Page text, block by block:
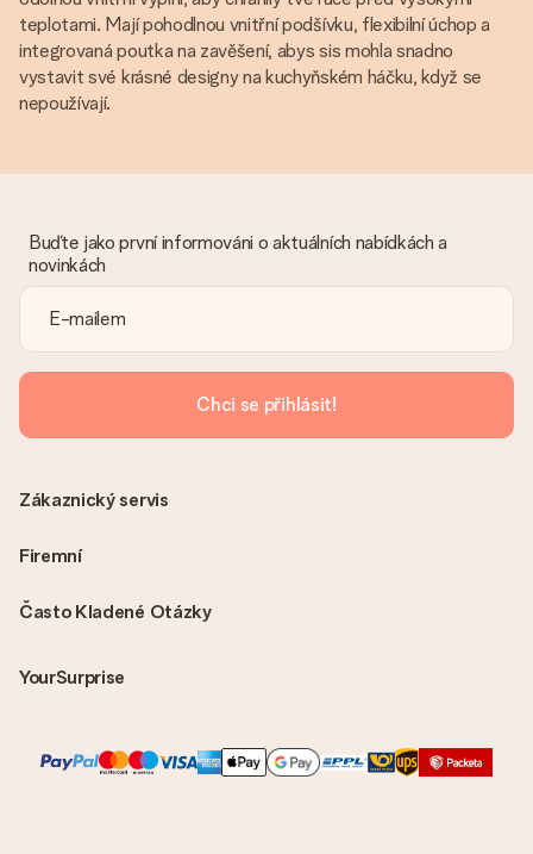
teplotami. Mají pohodlnou vnitřní podšívku, flexibilní úchop a
integrovaná poutka na zavěšení, abys sis mohla snadno
vystavit své krásné designy na kuchyňském háčku, když se
nepoužívají.
Buďte jako první informováni o aktuálních nabídkách a
novinkách
Chci se přihlásit!
Často Kladené Otázky
YourSurprise
Zákaznický servis
Firemní